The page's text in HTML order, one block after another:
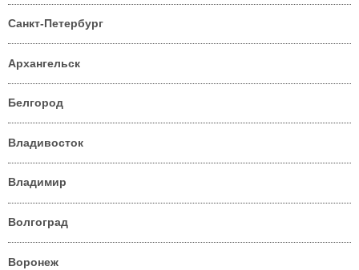
Санкт-Петербург
Архангельск
Белгород
Владивосток
Владимир
Волгоград
Воронеж